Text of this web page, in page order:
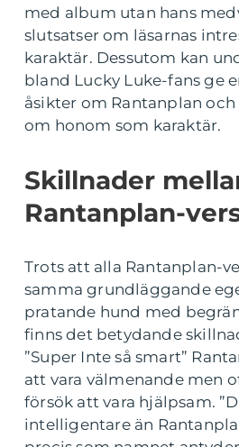
med album utan hans
slutsatser om läsarnas
karaktär. Dessutom kan
bland Lucky Luke-fans ge
åsikter om Rantanplan
om honom som karaktär.
Skillnader
Rantanplan-
Trots att alla Rantanplan-
samma grundläggande
pratande hund med
finns det betydande
”Super Inte så smart”
att vara välmenande men
försök att vara hjälpsam.
intelligentare än